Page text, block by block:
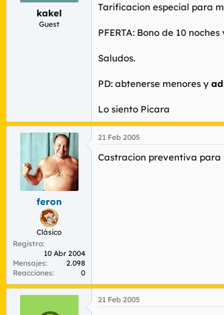
kakel
Guest
Tarificacion especial para
PFERTA: Bono de 10
Saludos.
PD: abtenerse menores y
Lo siento Picara
feron
Clásico
Registro
10 Abr 2004
Mensajes
2.098
Reacciones
0
21 Feb 2005
Castracion preventiva para
21 Feb 2005